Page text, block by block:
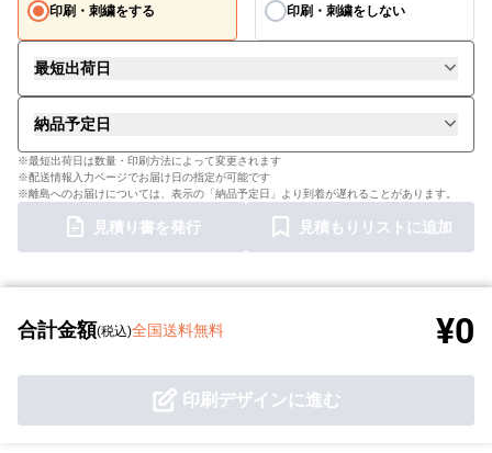
印刷・刺繍をする 印刷・刺繍をしない
最短出荷日
納品予定日
※最短出荷日は数量・印刷方法によって変更されます
※配送情報入力ページでお届け日の指定が可能です
※離島へのお届けについては、表示の「納品予定日」より到着が遅れることがあります。
見積り書を発行 見積もりリストに追加
合計金額(税込)全国送料無料 ¥0
印刷デザインに進む